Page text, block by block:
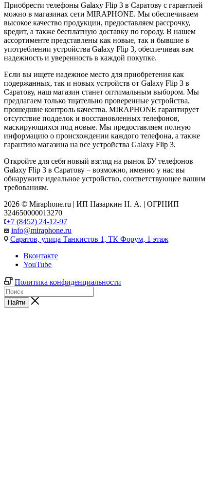
Приобрести телефоны Galaxy Flip 3 в Саратову с гарантией
можно в магазинах сети MIRAPHONE. Мы обеспечиваем
высокое качество продукции, предоставляем рассрочку,
кредит, а также бесплатную доставку по городу. В нашем
ассортименте представлены как новые, так и бывшие в
употреблении устройства Galaxy Flip 3, обеспечивая вам
надежность и уверенность в каждой покупке.
Если вы ищете надежное место для приобретения как
подержанных, так и новых устройств от Galaxy Flip 3 в
Саратову, наш магазин станет оптимальным выбором. Мы
предлагаем только тщательно проверенные устройства,
прошедшие контроль качества. MIRAPHONE гарантирует
отсутствие подделок и восстановленных телефонов,
маскирующихся под новые. Мы предоставляем полную
информацию о происхождении каждого телефона, а также
гарантию магазина на все устройства Galaxy Flip 3.
Откройте для себя новый взгляд на рынок БУ телефонов
Galaxy Flip 3 в Саратову – возможно, именно у нас вы
обнаружите идеальное устройство, соответствующее вашим
требованиям.
2026 © Miraphone.ru | ИП Назаркин Н. А. | ОГРНИП
324650000013270
+7 (8452) 24-12-97
info@miraphone.ru
Саратов, улица Танкистов 1, ТК Форум, 1 этаж
Вконтакте
YouTube
Политика конфиденциальности
Найти